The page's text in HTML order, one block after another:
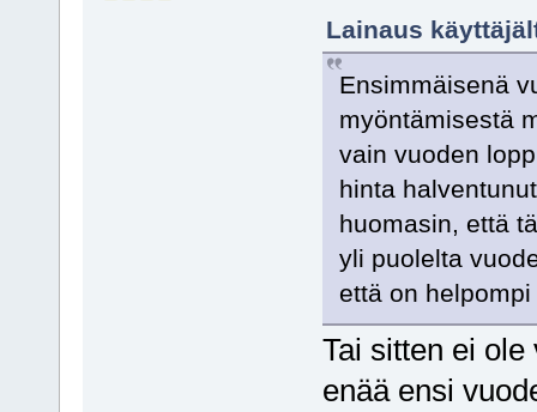
Lainaus
Ensimmäisenä
myöntämisestä
vain vuoden
hinta
huomasin, että
yli puolelta
että on
Tai sitten ei
enää ensi